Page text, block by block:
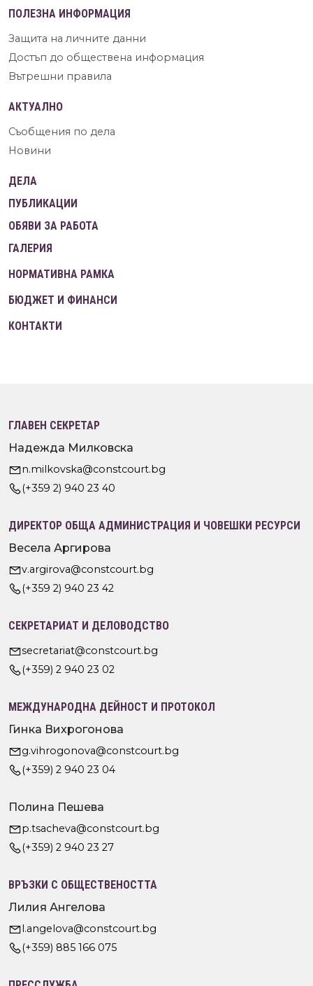
ПОЛЕЗНА ИНФОРМАЦИЯ
Защита на личните данни
Достъп до обществена информация
Вътрешни правила
АКТУАЛНО
Съобщения по дела
Новини
ДЕЛА
ПУБЛИКАЦИИ
ОБЯВИ ЗА РАБОТА
ГАЛЕРИЯ
НОРМАТИВНА РАМКА
БЮДЖЕТ И ФИНАНСИ
КОНТАКТИ
ГЛАВЕН СЕКРЕТАР
Надежда Милковска
n.milkovska@constcourt.bg
(+359 2) 940 23 40
ДИРЕКТОР ОБЩА АДМИНИСТРАЦИЯ И ЧОВЕШКИ РЕСУРСИ
Весела Аргирова
v.argirova@constcourt.bg
(+359 2) 940 23 42
СЕКРЕТАРИАТ И ДЕЛОВОДСТВО
secretariat@constcourt.bg
(+359) 2 940 23 02
МЕЖДУНАРОДНА ДЕЙНОСТ И ПРОТОКОЛ
Гинка Вихрогонова
g.vihrogonova@constcourt.bg
(+359) 2 940 23 04
Полина Пешева
p.tsacheva@constcourt.bg
(+359) 2 940 23 27
ВРЪЗКИ С ОБЩЕСТВЕНОСТТА
Лилия Ангелова
l.angelova@constcourt.bg
(+359) 885 166 075